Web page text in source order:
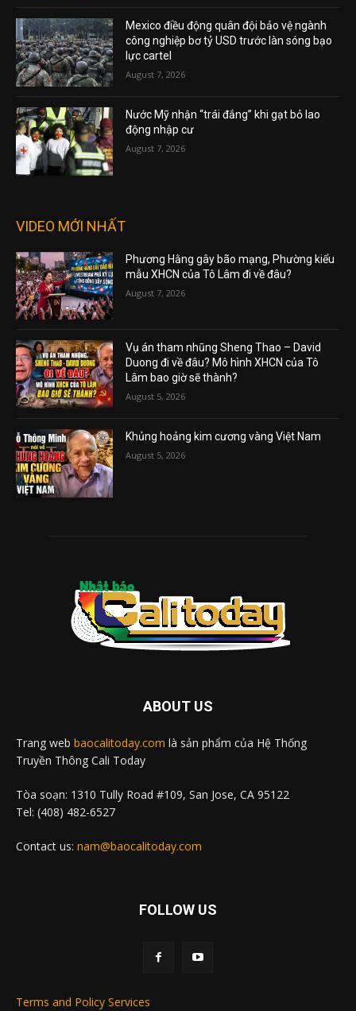
Mexico điều động quân đội bảo vệ ngành
công nghiệp bơ tỷ USD trước làn sóng bạo
lực cartel
August 7, 2026
Nước Mỹ nhận “trái đắng” khi gạt bỏ lao
động nhập cư
August 7, 2026
VIDEO MỚI NHẤT
Phương Hằng gây bão mạng, Phường kiểu
mẫu XHCN của Tô Lâm đi về đâu?
August 7, 2026
Vụ án tham nhũng Sheng Thao – David
Duong đi về đâu? Mô hình XHCN của Tô
Lâm bao giờ sẽ thành?
August 5, 2026
Khủng hoảng kim cương vàng Việt Nam
August 5, 2026
ABOUT US
Trang web baocalitoday.com là sản phẩm của Hệ Thống
Truyền Thông Cali Today
Tòa soạn: 1310 Tully Road #109, San Jose, CA 95122
Tel: (408) 482-6527
Contact us: nam@baocalitoday.com
FOLLOW US
Terms and Policy Services